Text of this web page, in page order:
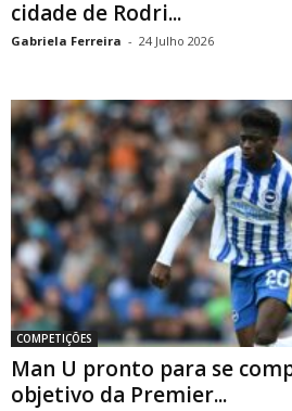
cidade de Rodri...
Gabriela Ferreira - 24 Julho 2026
COMPETIÇÕES
Man U pronto para se
objetivo da Premier...